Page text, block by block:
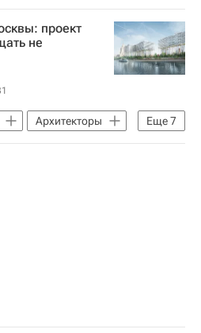
проект
не
Еще7
Архитекторы